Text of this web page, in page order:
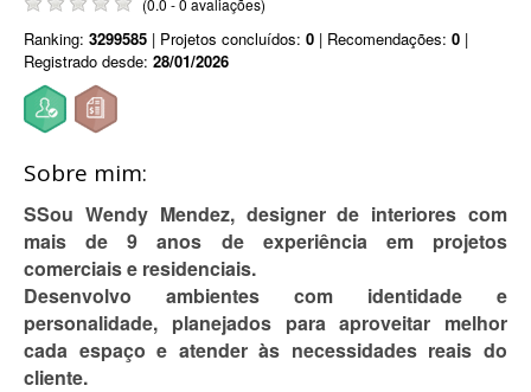
(0.0 - 0 avaliações)
Ranking: 3299585 | Projetos concluídos: 0 | Recomendações: 0 |
Registrado desde: 28/01/2026
Sobre mim:
SSou Wendy Mendez, designer de interiores com
mais de 9 anos de experiência em projetos
comerciais e residenciais.
Desenvolvo ambientes com identidade e
personalidade, planejados para aproveitar melhor
cada espaço e atender às necessidades reais do
cliente.